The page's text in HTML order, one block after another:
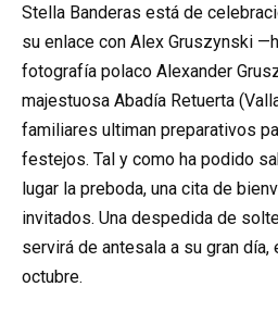
Stella Banderas está de
su enlace con Alex Gruszynski
fotografía polaco Alexander
majestuosa Abadía Retuerta
familiares ultiman preparativos
festejos. Tal y como ha podido
lugar la preboda, una cita de
invitados. Una despedida de
servirá de antesala a su gran
octubre.